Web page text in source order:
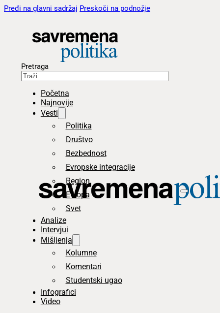
Pređi na glavni sadržaj Preskoči na podnožje
Pretraga
Početna
Najnovije
Vesti
Politika
Društvo
Bezbednost
Evropske integracije
Region
Evropa
Svet
Analize
Intervjui
Mišljenja
Kolumne
Komentari
Studentski ugao
Infografici
Video